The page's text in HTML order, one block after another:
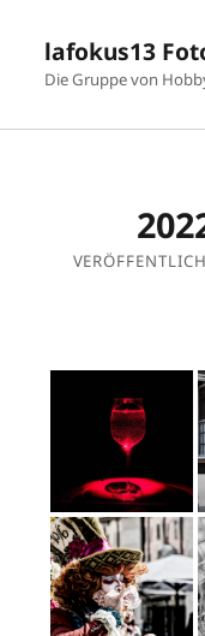
lafokus13
Die Gruppe von